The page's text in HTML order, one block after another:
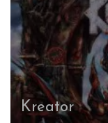
Kreator